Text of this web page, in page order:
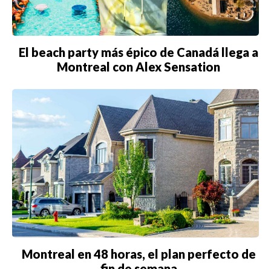
El beach party más épico de Canadá llega a
Montreal con Alex Sensation
Montreal en 48 horas, el plan perfecto de